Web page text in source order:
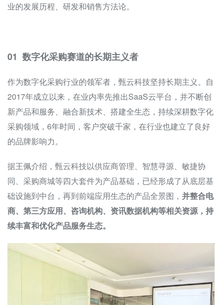
业的发展历程、研发和销售方法论。
01 数字化采购赛道的长期主义者
作为数字化采购行业的领军者，甄云科技坚持长期主义。自
2017年成立以来，在业内率先推出SaaS云平台，并不断创
新产品和服务、融合新技术、搭建全生态，持续深耕数字化
采购领域，6年时间，客户突破千家，在行业也建立了良好
的品牌影响力。
据王佩介绍，甄云科技以供应商管理、智慧寻源、敏捷协
同、采购商城等四大套件为产品基础，已经形成了从底层基
础设施到中台，再到前端应用生态的产品全景图， 并整合电
商、第三方应用、咨询机构、资讯数据机构等相关资源，持
续丰富和优化产品服务生态。